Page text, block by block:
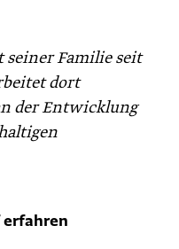
seiner Familie seit
dort
der Entwicklung
erfahren